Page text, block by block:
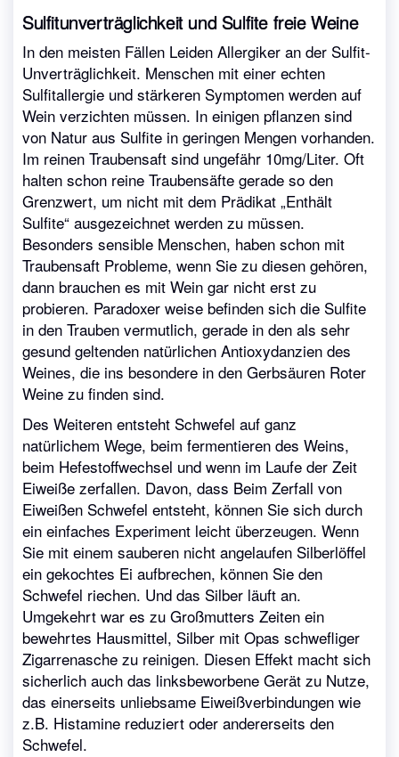
Sulfitunverträglichkeit und Sulfite freie Weine
In den meisten Fällen Leiden Allergiker an der Sulfit-
Unverträglichkeit. Menschen mit einer echten
Sulfitallergie und stärkeren Symptomen werden auf
Wein verzichten müssen. In einigen pflanzen sind
von Natur aus Sulfite in geringen Mengen vorhanden.
Im reinen Traubensaft sind ungefähr 10mg/Liter. Oft
halten schon reine Traubensäfte gerade so den
Grenzwert, um nicht mit dem Prädikat „Enthält
Sulfite“ ausgezeichnet werden zu müssen.
Besonders sensible Menschen, haben schon mit
Traubensaft Probleme, wenn Sie zu diesen gehören,
dann brauchen es mit Wein gar nicht erst zu
probieren. Paradoxer weise befinden sich die Sulfite
in den Trauben vermutlich, gerade in den als sehr
gesund geltenden natürlichen Antioxydanzien des
Weines, die ins besondere in den Gerbsäuren Roter
Weine zu finden sind.
Des Weiteren entsteht Schwefel auf ganz
natürlichem Wege, beim fermentieren des Weins,
beim Hefestoffwechsel und wenn im Laufe der Zeit
Eiweiße zerfallen. Davon, dass Beim Zerfall von
Eiweißen Schwefel entsteht, können Sie sich durch
ein einfaches Experiment leicht überzeugen. Wenn
Sie mit einem sauberen nicht angelaufen Silberlöffel
ein gekochtes Ei aufbrechen, können Sie den
Schwefel riechen. Und das Silber läuft an.
Umgekehrt war es zu Großmutters Zeiten ein
bewehrtes Hausmittel, Silber mit Opas schwefliger
Zigarrenasche zu reinigen. Diesen Effekt macht sich
sicherlich auch das linksbeworbene Gerät zu Nutze,
das einerseits unliebsame Eiweißverbindungen wie
z.B. Histamine reduziert oder andererseits den
Schwefel.